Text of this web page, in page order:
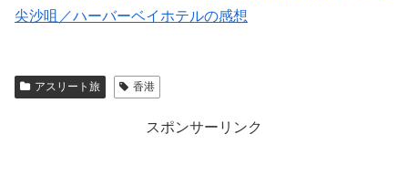
尖沙咀／ハーバーベイホテルの感想
アスリート旅 香港
スポンサーリンク